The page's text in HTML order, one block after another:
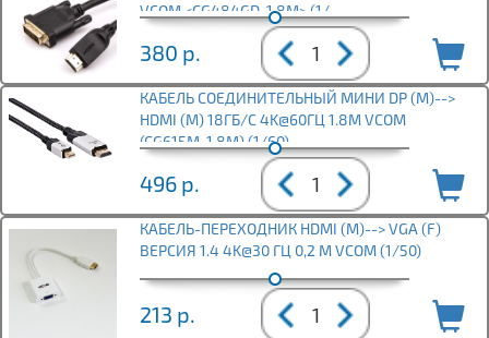
VCOM <CG484GD-1.8M> (1/
380 р.
КАБЕЛЬ СОЕДИНИТЕЛЬНЫЙ МИНИ DP (M)-->
HDMI (M) 18ГБ/С 4K@60ГЦ 1.8M VCOM
(CG615M-1.8M) (1/60)
496 р.
КАБЕЛЬ-ПЕРЕХОДНИК HDMI (М)--> VGA (F)
ВЕРСИЯ 1.4 4K@30 ГЦ 0,2 М VCOM (1/50)
213 р.